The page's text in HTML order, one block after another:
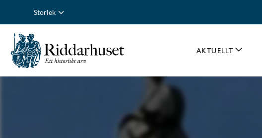
Storlek
AKTUELLT